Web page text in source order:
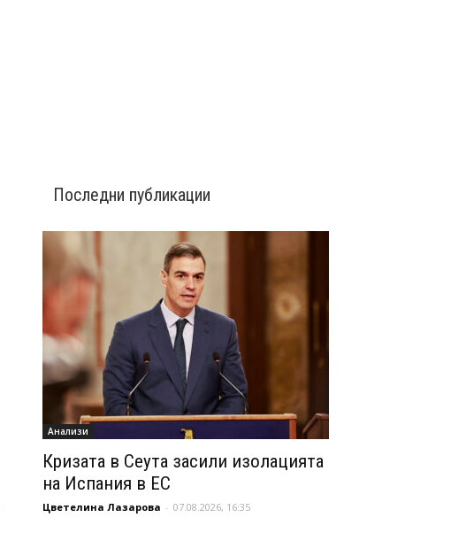
Последни публикации
Анализи
Кризата в Сеута засили изолацията
на Испания в ЕС
Цветелина Лазарова - 07.08.2026, 16:35